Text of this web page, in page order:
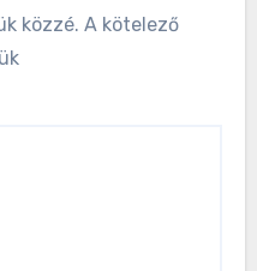
közzé. A kötelező